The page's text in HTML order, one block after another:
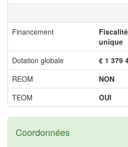
Financement
unique
Dotation globale
€ 1 379
REOM
NON
TEOM OUI
Coordonnées